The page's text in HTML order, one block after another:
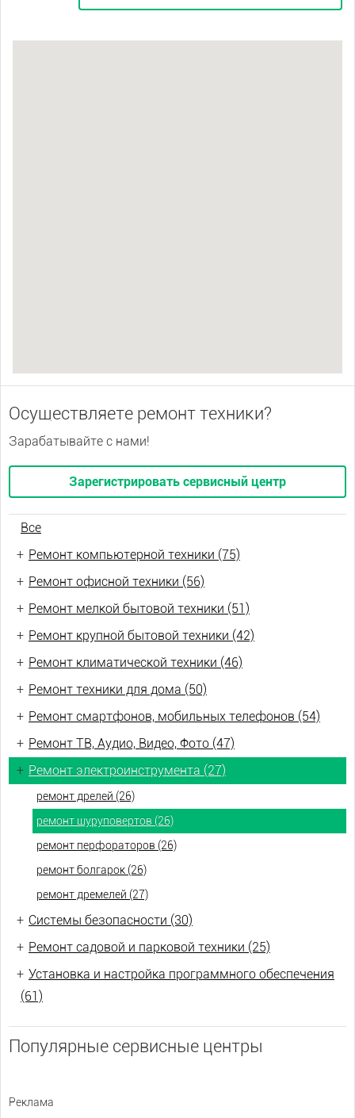
Осуществляете ремонт техники?
Зарабатывайте с нами!
Зарегистрировать сервисный центр
Все
+ Ремонт компьютерной техники (75)
+ Ремонт офисной техники (56)
+ Ремонт мелкой бытовой техники (51)
+ Ремонт крупной бытовой техники (42)
+ Ремонт климатической техники (46)
+ Ремонт техники для дома (50)
+ Ремонт смартфонов, мобильных телефонов (54)
+ Ремонт ТВ, Аудио, Видео, Фото (47)
+ Ремонт электроинструмента (27)
ремонт дрелей (26)
ремонт шуруповертов (26)
ремонт перфораторов (26)
ремонт болгарок (26)
ремонт дремелей (27)
+ Системы безопасности (30)
+ Ремонт садовой и парковой техники (25)
+ Установка и настройка программного обеспечения
(61)
Популярные сервисные центры
Реклама